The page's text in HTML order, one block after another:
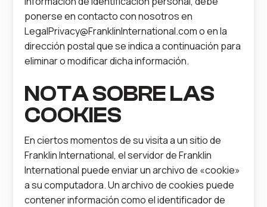
ponerse en contacto con nosotros en
LegalPrivacy@FranklinInternational.como en la
dirección postal que se indica a continuación para
eliminar o modificar dicha información.
NOTA SOBRE LAS
COOKIES
En ciertos momentos de su visita a un sitio de
Franklin International, el servidor de Franklin
International puede enviar un archivo de «cookie»
a su computadora. Un archivo de cookies puede
contener información como el identificador de